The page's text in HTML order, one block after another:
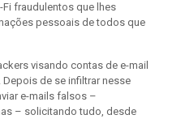
fraudulentos que lhes
pessoais de todos que
visando contas de e-mail
de se infiltrar nesse
e-mails falsos –
– solicitando tudo, desde